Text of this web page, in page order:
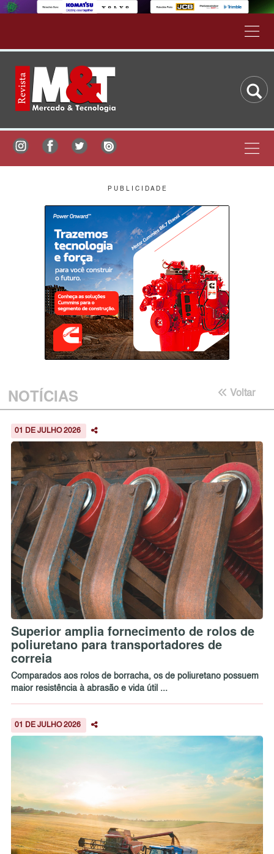
P U B L I C I D A D E
NOTÍCIAS Voltar
01 DE JULHO 2026
Superior amplia fornecimento de rolos de
poliuretano para transportadores de
correia
Comparados aos rolos de borracha, os de poliuretano possuem
maior resistência à abrasão e vida útil ...
01 DE JULHO 2026